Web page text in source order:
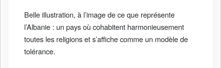
Belle illustration, à l’image de ce que représente
l’Albanie : un pays où cohabitent harmonieusement
toutes les religions et s’affiche comme un modèle de
tolérance.